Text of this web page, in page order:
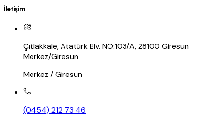
İletişim
Çıtlakkale, Atatürk Blv. NO:103/A, 28100 Giresun
Merkez/Giresun
Merkez / Giresun
(0454) 212 73 46